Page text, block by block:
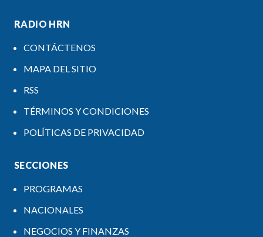
RADIO HRN
CONTÁCTENOS
MAPA DEL SITIO
RSS
TÉRMINOS Y CONDICIONES
POLÍTICAS DE PRIVACIDAD
SECCIONES
PROGRAMAS
NACIONALES
NEGOCIOS Y FINANZAS